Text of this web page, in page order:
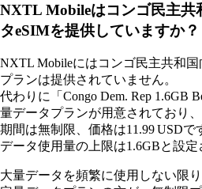
NXTL Mobileはコンゴ民主共
タeSIMを提供していますか？
NXTL Mobileにはコンゴ民主共和
プランは提供されていません。
代わりに「Congo Dem. Rep 1.6GB
量データプランが用意されており
期間は無制限、価格は11.99 USDで
データ使用量の上限は1.6GBと設定
大量データを頻繁に使用しない限